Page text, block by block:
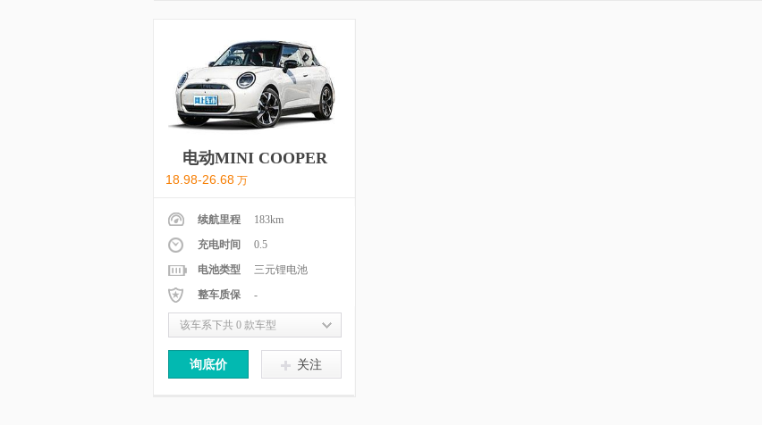
电动MINI COOPER
18.98-26.68 万
续航里程
183km
充电时间
0.5
电池类型
三元锂电池
整车质保
-
该车系下共 0 款车型
询底价 关注